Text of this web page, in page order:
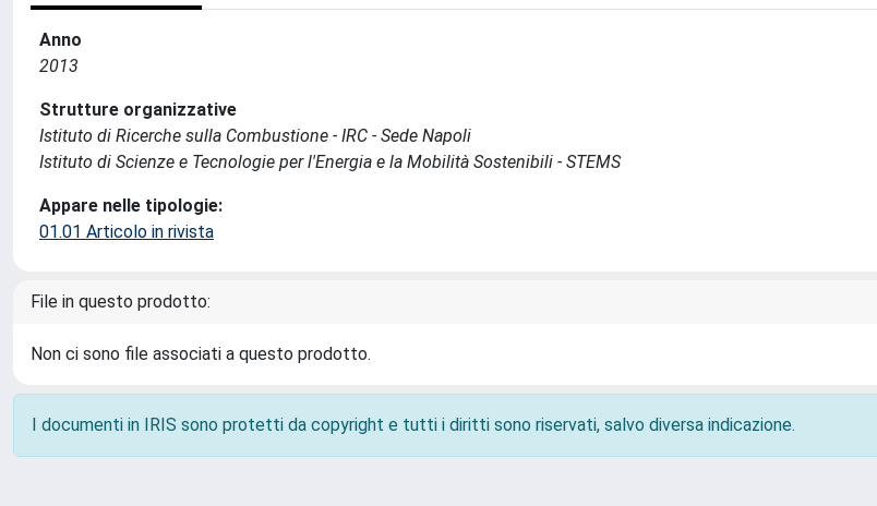
Anno
2013
Strutture organizzative
Istituto di Ricerche sulla Combustione - IRC - Sede Napoli
Istituto di Scienze e Tecnologie per l'Energia e la Mobilità Sostenibili - STEMS
Appare nelle tipologie:
01.01 Articolo in rivista
File in questo prodotto:
Non ci sono file associati a questo prodotto.
I documenti in IRIS sono protetti da copyright e tutti i diritti sono riservati, salvo diversa indicazione.